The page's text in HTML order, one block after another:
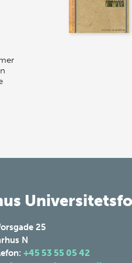
så sæt kryds i
10. j…
25
N
+45 53 55 05 42